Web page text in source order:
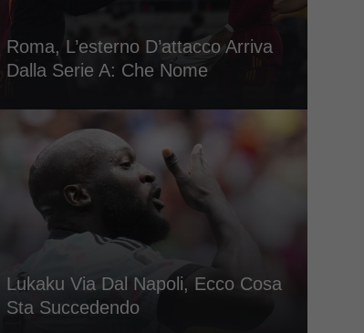
Roma, L’esterno D’attacco Arriva
Dalla Serie A: Che Nome
Lukaku Via Dal Napoli, Ecco Cosa
Sta Succedendo